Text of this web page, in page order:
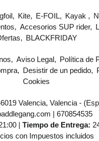
Kite E-FOIL Kayak
Accesorios SUP rider
BLACKFRIDAY
Aviso Legal
Política de
Desistir de un pedido
Cookies
Valencia, Valencia -
| 670854535
| Tiempo de Entrega:
con Impuestos incluidos